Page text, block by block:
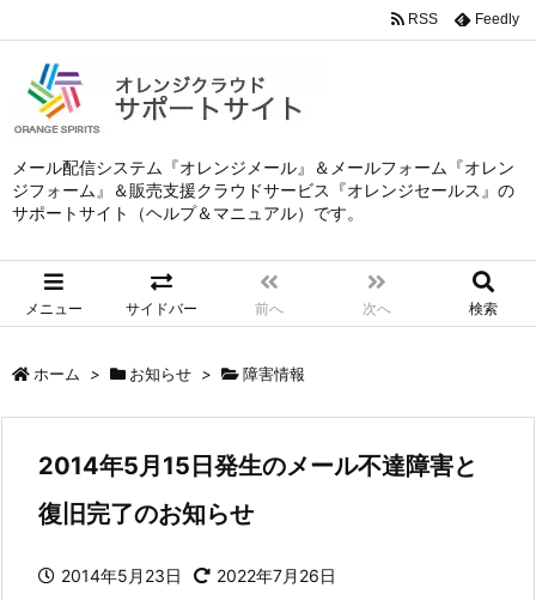
メール配信システム『オレンジメール』＆メールフォーム『オレン
ジフォーム』＆販売支援クラウドサービス『オレンジセールス』の
サポートサイト（ヘルプ＆マニュアル）です。
メニュー サイドバー 前へ 次へ 検索
RSS Feedly
ホーム > お知らせ > 障害情報
2014年5月15日発生のメール不達障害と
復旧完了のお知らせ
2014年5月23日 2022年7月26日